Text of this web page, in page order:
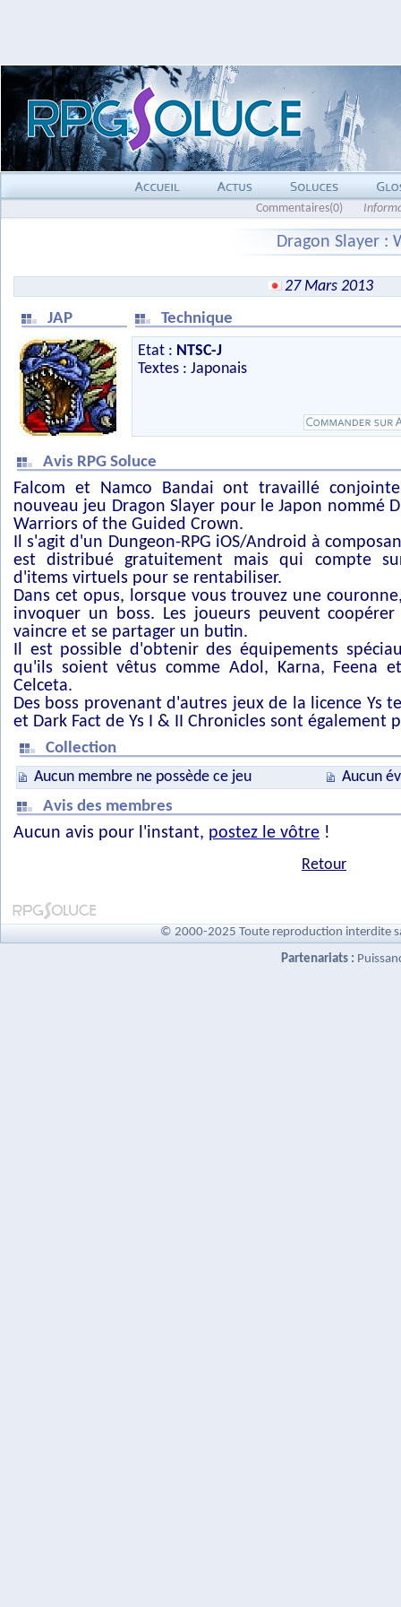
Commentaires(0)
Dragon Slayer :
27 Mars 2013
JAP
Technique
Etat : NTSC-J
Textes : Japonais
Avis RPG Soluce
Falcom et Namco Bandai ont travaillé
nouveau jeu Dragon Slayer pour le Japon nommé
Warriors of the Guided Crown.
Il s'agit d'un Dungeon-RPG iOS/Android à
est distribué gratuitement mais qui compte
d'items virtuels pour se rentabiliser.
Dans cet opus, lorsque vous trouvez une
invoquer un boss. Les joueurs peuvent
vaincre et se partager un butin.
Il est possible d'obtenir des équipements
qu'ils soient vêtus comme Adol, Karna, Feena
Celceta.
Des boss provenant d'autres jeux de la licence Ys
et Dark Fact de Ys I & II Chronicles sont également
Collection
Aucun membre ne possède ce jeu
Aucun
Avis des membres
Aucun avis pour l'instant, postez le vôtre !
Retour
© 2000-2025 Toute reproduction interdite
Partenariats :